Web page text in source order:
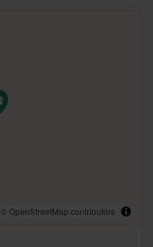
© OpenStreetMap contributors